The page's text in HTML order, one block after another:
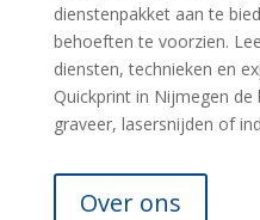
dienstenpakket aan te
behoeften te voorzien.
diensten, technieken en
Quickprint in Nijmegen
graveer, lasersnijden of
Over ons